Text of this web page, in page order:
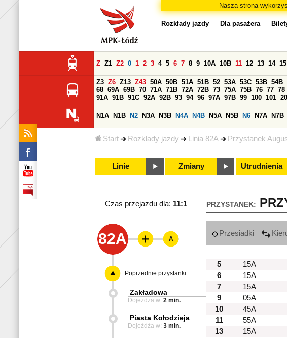
Nasza strona
Start Rozkłady jazdy Linia 82A Przystanek
Rozkłady jazdy Dla pasażera
Z Z1 Z2 0 1 2 3 4 5 6 7 8 9 10A 10B 11 12 13 14 15
Z3 Z6 Z13 Z43 50A 50B 51A 51B 52 53A 53C 53B 54B
68 69A 69B 70 71A 71B 72A 72B 73 75A 75B 76 77 78
91A 91B 91C 92A 92B 93 94 96 97A 97B 99 100 101
N1A N1B N2 N3A N3B N4A N4B N5A N5B N6 N7A N7B
Linie Zmiany Utrudnienia
PRZYSTANEK:
Czas przejazdu dla: 11:1
82A Przesiadki
5
15A
6
15A
7
15A
9
05A
10
45A
11
55A
13
15A
A
Poprzednie przystanki
Zakładowa
Dojeżdża w: 2 min.
Piasta Kołodzieja
Dojeżdża w: 3 min.